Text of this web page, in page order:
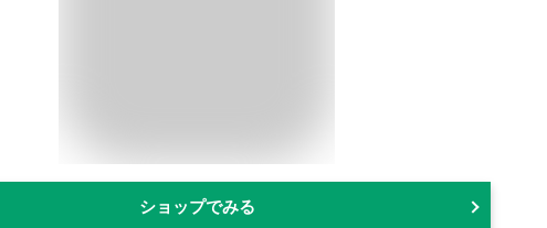
ショップでみる